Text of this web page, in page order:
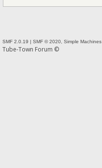
SMF 2.0.19 | SMF © 2020 Simple Machines
Tube-Town Forum ©